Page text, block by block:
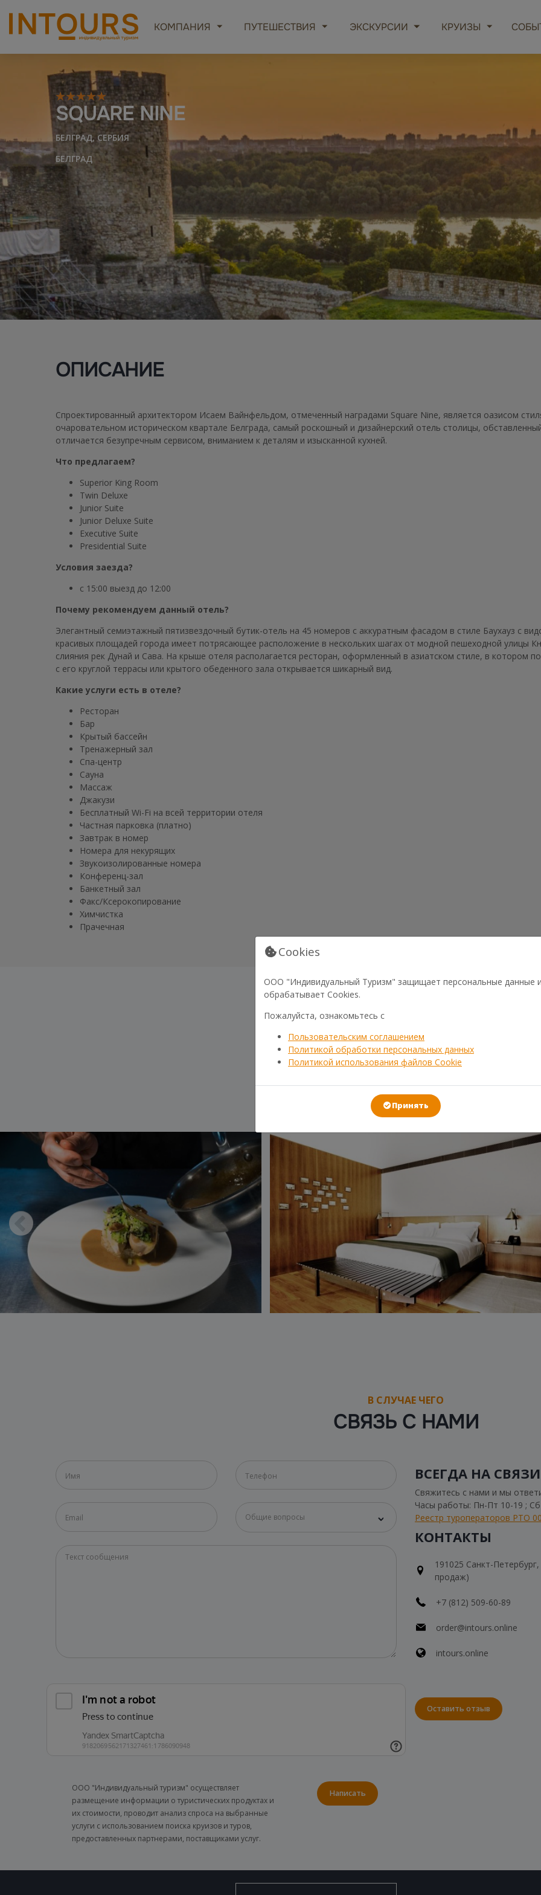
КОМПАНИЯ ПУТЕШЕСТВИЯ ЭКСКУРСИИ КРУИЗЫ
SQUARE NINE
БЕЛГРАД, СЕРБИЯ
БЕЛГРАД
ОПИСАНИЕ
Спроектированный архитектором Исаем Вайнфельдом, отмеченный наградами Square Nine, является оазисом
очаровательном историческом квартале Белграда, самый роскошный и дизайнерский отель столицы,
отличается безупречным сервисом, вниманием к деталям и изысканной кухней.
Что предлагаем?
Superior King Room
Twin Deluxe
Junior Suite
Junior Deluxe Suite
Executive Suite
Presidential Suite
Условия заезда?
с 15:00 выезд до 12:00
Почему рекомендуем данный отель?
Элегантный семиэтажный пятизвездочный бутик-отель на 45 номеров с аккуратным фасадом в стиле Баухауз с
красивых площадей города имеет потрясающее расположение в нескольких шагах от модной пешеходной улицы
слияния рек Дунай и Сава. На крыше отеля располагается ресторан, оформленный в азиатском стиле, в котором
с его круглой террасы или крытого обеденного зала открывается шикарный вид.
Какие услуги есть в отеле?
Ресторан
Бар
Крытый бассейн
Тренажерный зал
Спа-центр
Сауна
Массаж
Джакузи
Бесплатный Wi-Fi на всей территории отеля
Частная парковка (платно)
Завтрак в номер
Номера для некурящих
Звукоизолированные номера
Конференц-зал
Банкетный зал
Факс/Ксерокопирование
Химчистка
Прачечная
ГАЛЕРЕЯ
В СЛУЧАЕ ЧЕГО
СВЯЗЬ С НАМИ
Общие вопросы
ООО "Индивидуальный туризм" осуществляет
размещение информации о туристических продуктах и
их стоимости, проводит анализ спроса на выбранные
услуги с использованием поиска круизов и туров,
предоставленных партнерами, поставщиками услуг.
Написать
ВСЕГДА НА СВЯЗИ
Свяжитесь с нами и мы
Часы работы: Пн-Пт 10-19 ;
Реестр туроператоров РТО
КОНТАКТЫ
191025 Санкт-
продаж)
+7 (812) 509-60-89
order@intours.online
intours.online
Оставить отзыв
Cookies
ООО "Индивидуальный Туризм" защищает персональные данные
обрабатывает Cookies.
Пожалуйста, ознакомьтесь с
Пользовательским соглашением
Политикой обработки персональных данных
Политикой использования файлов Cookie
Принять